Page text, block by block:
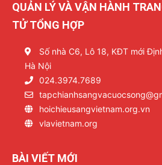
QUẢN LÝ VÀ VẬN HÀNH
TỬ TỔNG HỢP
Số nhà C6, Lô 18, KĐT mới
Hà Nội
024.3974.7689
hoichieusangvietnam.org.vn
vlavietnam.org
BÀI VIẾT MỚI